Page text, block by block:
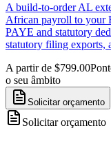
A build-to-order AL
African payroll to your
PAYE and statutory
statutory filing exports,
A partir de $799.00
o seu âmbito
Solicitar orçamento
Solicitar orçamento